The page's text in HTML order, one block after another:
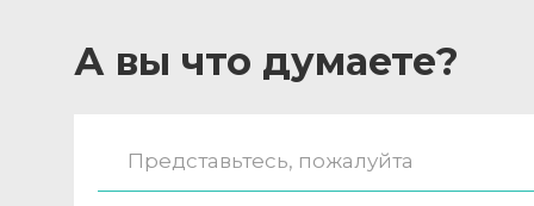
А вы что думаете?